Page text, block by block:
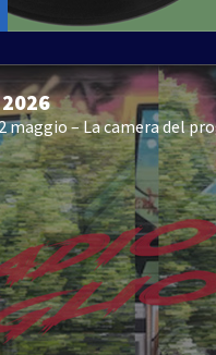
maggio – La camera del